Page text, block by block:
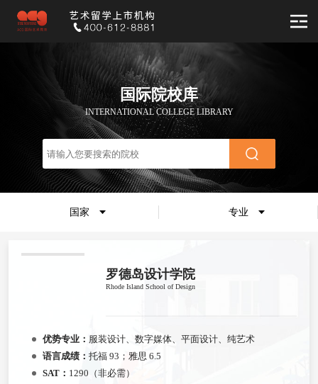
国际院校库
INTERNATIONAL COLLEGE LIBRARY
国家 专业
罗德岛设计学院
Rhode Island School of Design
优势专业： 服装设计、数字媒体、平面设计、纯艺术
语言成绩： 托福 93；雅思 6.5
SAT： 1290（非必需）